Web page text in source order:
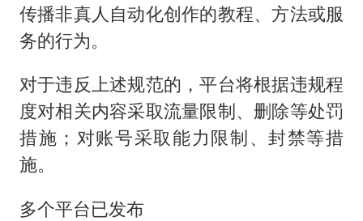
传播非真人自动化创作的教程、方法或服
务的行为。
对于违反上述规范的，平台将根据违规程
度对相关内容采取流量限制、删除等处罚
措施；对账号采取能力限制、封禁等措
施。
多个平台已发布